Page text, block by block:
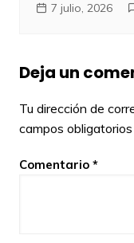
7 julio, 2026
Deja un
Tu dirección de
campos
Comentario *